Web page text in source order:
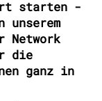
starten -
Network
die
ganz in